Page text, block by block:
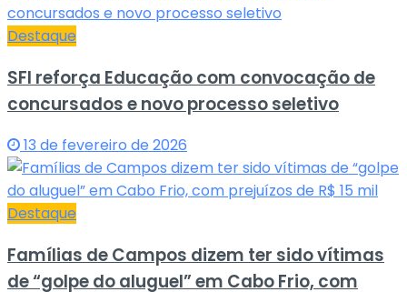
Destaque
SFI reforça Educação com convocação de
concursados e novo processo seletivo
13 de fevereiro de 2026
Destaque
Famílias de Campos dizem ter sido vítimas
de “golpe do aluguel” em Cabo Frio, com